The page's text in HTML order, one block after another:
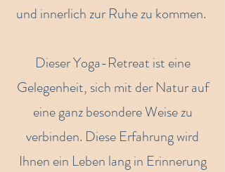
und innerlich zur Ruhe zu kommen.
Dieser Yoga-Retreat ist eine
Gelegenheit, sich mit der Natur auf
eine ganz besondere Weise zu
verbinden. Diese Erfahrung wird
Ihnen ein Leben lang in Erinnerung